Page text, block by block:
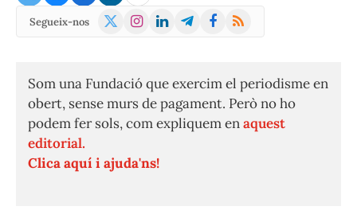
Segueix-nos
X
Instagram
LinkedInTelegramFacebook
RSS
Som una Fundació que exercim el periodisme en
obert, sense murs de pagament. Però no ho
podem fer sols, com expliquem enaquest
editorial.
Clica aquí i ajuda'ns!